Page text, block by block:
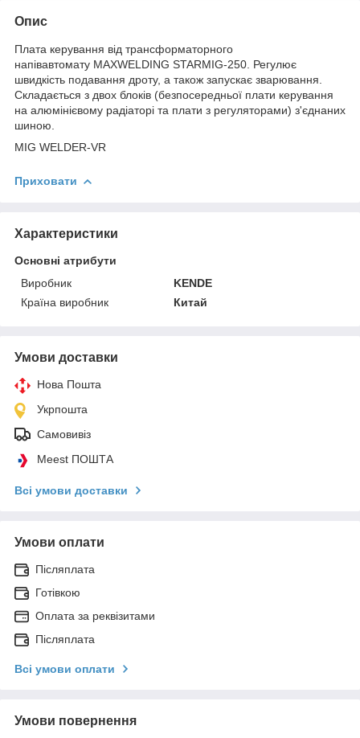
Опис
Плата керування від трансформаторного
напівавтомату MAXWELDING STARMIG-250. Регулює
швидкість подавання дроту, а також запускає зварювання.
Складається з двох блоків (безпосередньої плати керування
на алюмінієвому радіаторі та плати з регуляторами) з'єднаних
шиною.
MIG WELDER-VR
Приховати
Характеристики
Основні атрибути
Виробник
KENDE
Країна виробник
Китай
Умови доставки
Нова Пошта
Укрпошта
Самовивіз
Meest ПОШТА
Всі умови доставки
Умови оплати
Післяплата
Готівкою
Оплата за реквізитами
Післяплата
Всі умови оплати
Умови повернення